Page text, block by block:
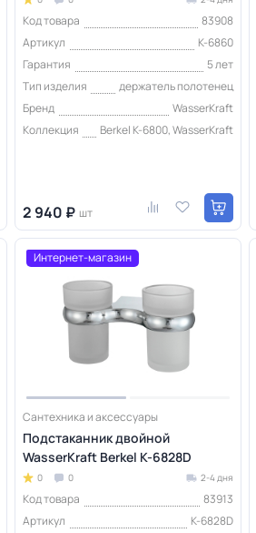
Код товара
83908
Артикул
K-6860
Гарантия
5 лет
Тип изделия
держатель полотенец
Бренд
WasserKraft
Коллекция
Berkel K-6800, WasserKraft
2 940 ₽ шт
Интернет-магазин
Сантехника и аксессуары
Подстаканник двойной
WasserKraft Berkel K-6828D
0 0 2-4 дня
Код товара
83913
Артикул
K-6828D